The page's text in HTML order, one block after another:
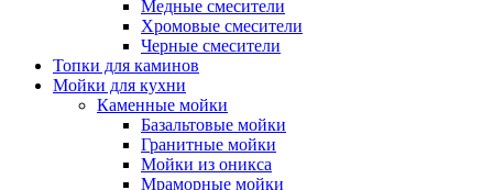
Медные смесители
Хромовые смесители
Черные смесители
Топки для каминов
Мойки для кухни
Каменные мойки
Базальтовые мойки
Гранитные мойки
Мойки из оникса
Мраморные мойки